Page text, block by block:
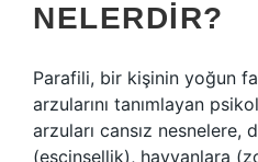
NELERDIR?
Parafili, bir kişinin yoğun
arzularını tanımlayan
arzuları cansız nesnelere,
(eşcinsellik), hayvanlara